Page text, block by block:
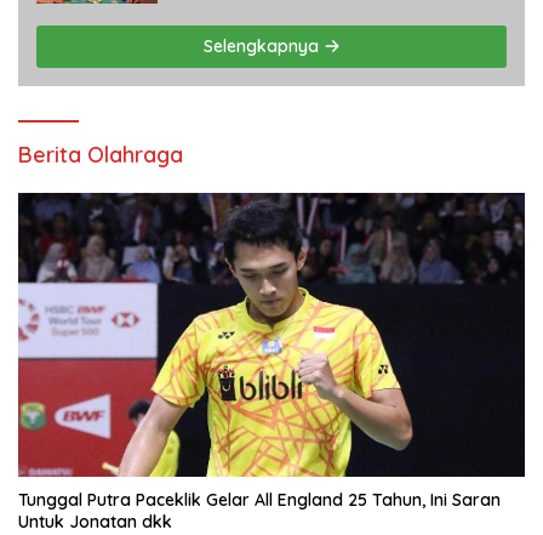
Selengkapnya
Berita Olahraga
Tunggal Putra Paceklik Gelar All England 25 Tahun, Ini Saran
Untuk Jonatan dkk